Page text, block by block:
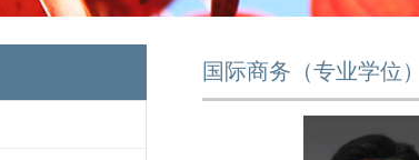
国际商务（专业学位）